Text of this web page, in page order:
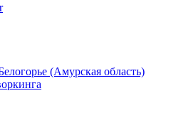
(Амурская область)